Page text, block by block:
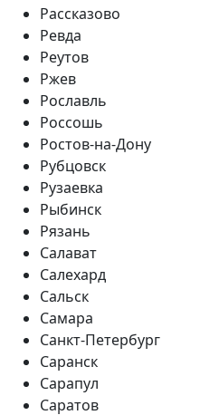
Рассказово
Ревда
Реутов
Ржев
Рославль
Россошь
Ростов-на-Дону
Рубцовск
Рузаевка
Рыбинск
Рязань
Салават
Салехард
Сальск
Самара
Санкт-Петербург
Саранск
Сарапул
Саратов